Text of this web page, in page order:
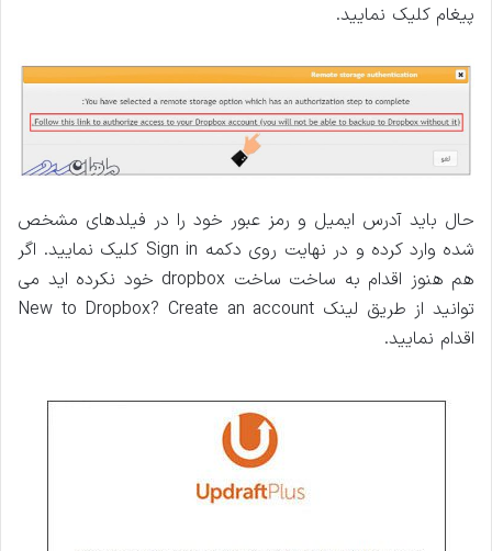
پیغام کلیک نمایید.
حال باید آدرس ایمیل و رمز عبور خود را در فیلدهای مشخص
شده وارد کرده و در نهایت روی دکمه Sign in کلیک نمایید. اگر
هم هنوز اقدام به ساخت ساخت dropbox خود نکرده اید می
توانید از طریق لینک New to Dropbox? Create an account
اقدام نمایید.